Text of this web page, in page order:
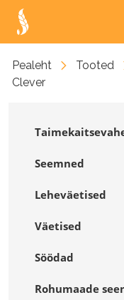
Pealeht Tooted
Clever
Seemned
Leheväetised
Väetised
Söödad
Rohumaade